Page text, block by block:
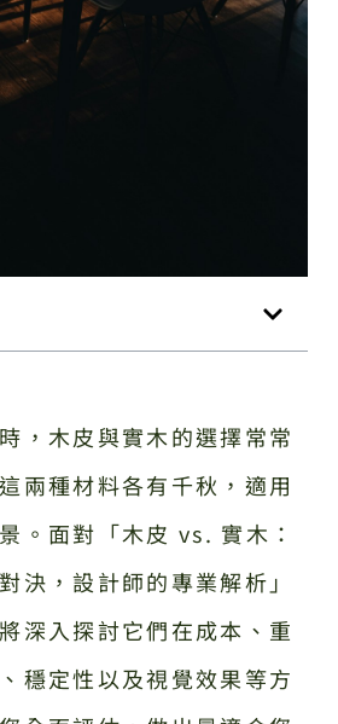
，木皮與實木的選擇常常
兩種材料各有千秋，適用
。面對「木皮 vs. 實木：
決，設計師的專業解析」
深入探討它們在成本、重
穩定性以及視覺效果等方